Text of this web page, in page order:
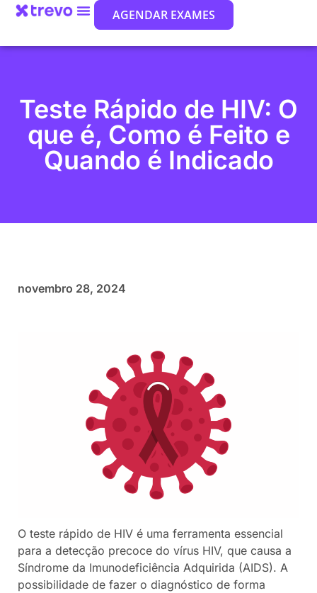
AGENDAR EXAMES
Teste Rápido de HIV: O
que é, Como é Feito e
Quando é Indicado
novembro 28, 2024
O teste rápido de HIV é uma ferramenta essencial
para a detecção precoce do vírus HIV, que causa a
Síndrome da Imunodeficiência Adquirida (AIDS). A
possibilidade de fazer o diagnóstico de forma